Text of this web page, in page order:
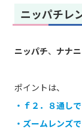
ニッパチレ
ニッパチ、 ナナ
ポイントは、
・ｆ２．８通し
・ズームレンズ